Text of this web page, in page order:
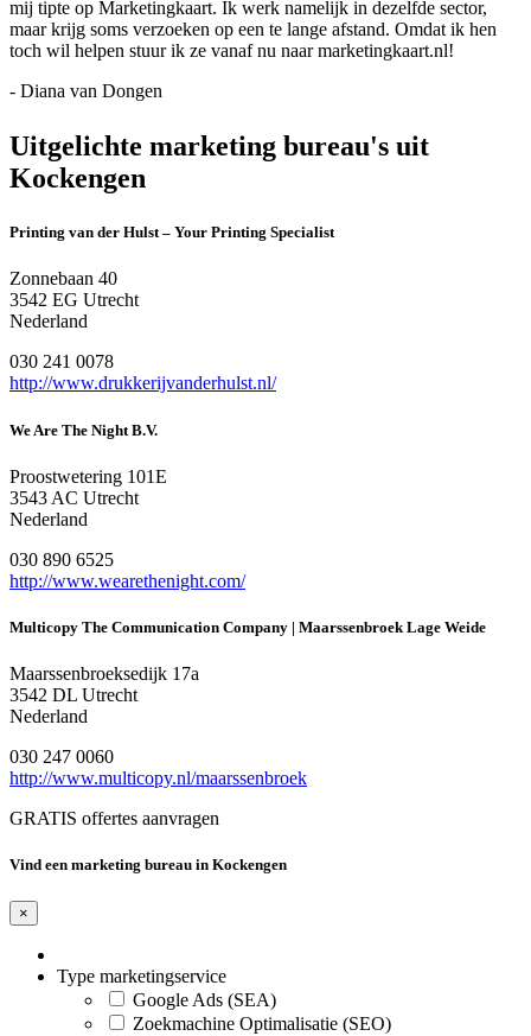
mij tipte op Marketingkaart. Ik werk namelijk in dezelfde sector,
maar krijg soms verzoeken op een te lange afstand. Omdat ik hen
toch wil helpen stuur ik ze vanaf nu naar marketingkaart.nl!
- Diana van Dongen
Uitgelichte marketing bureau's uit
Kockengen
Printing van der Hulst – Your Printing Specialist
Zonnebaan 40
3542 EG Utrecht
Nederland
030 241 0078
http://www.drukkerijvanderhulst.nl/
We Are The Night B.V.
Proostwetering 101E
3543 AC Utrecht
Nederland
030 890 6525
http://www.wearethenight.com/
Multicopy The Communication Company | Maarssenbroek Lage Weide
Maarssenbroeksedijk 17a
3542 DL Utrecht
Nederland
030 247 0060
http://www.multicopy.nl/maarssenbroek
GRATIS offertes aanvragen
Vind een marketing bureau in Kockengen
×
Type marketingservice
Google Ads (SEA)
Zoekmachine Optimalisatie (SEO)